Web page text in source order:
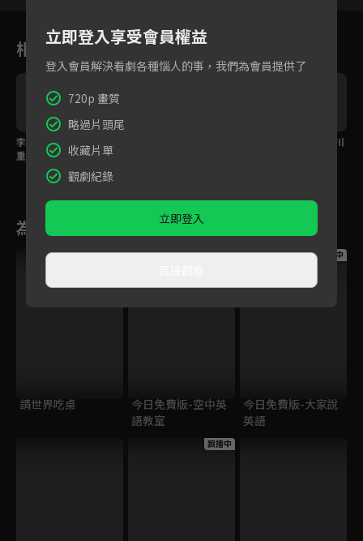
相關花絮
李興文王彩樺不約而同
重回回憶麵館，兩人不
發一語品嚐過往美味
EP27預告：子良找文川
為您推薦
跟播中
請世界吃桌
跟播中
今日免費版-空中英
語教室
跟播中
今日免費版-大家說
英語
跟播中
立即登入享受會員權益
登入會員解決看劇各種惱人的事，我們為會員提供了
720p 畫質
略過片頭尾
收藏片單
觀劇紀錄
立即登入